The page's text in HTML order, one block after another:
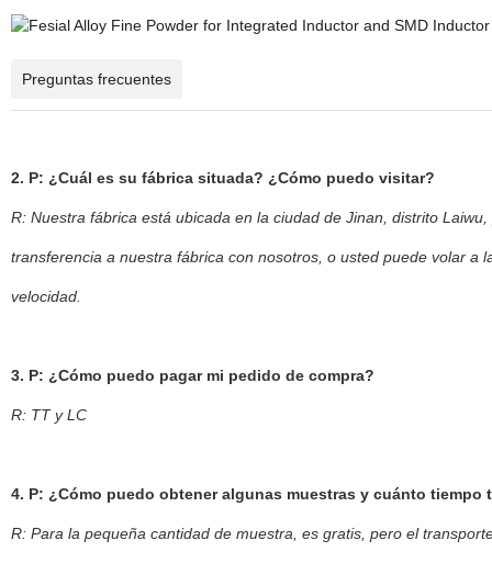
Preguntas frecuentes
2. P: ¿Cuál es su fábrica situada? ¿Cómo puedo visitar?
R: Nuestra fábrica está ubicada en la ciudad de Jinan, distrito
transferencia a nuestra fábrica con nosotros, o usted puede volar
velocidad.
3. P: ¿Cómo puedo pagar mi pedido de compra?
R: TT y LC
4. P: ¿Cómo puedo obtener algunas muestras y cuánto tiempo
R: Para la pequeña cantidad de muestra, es gratis, pero el